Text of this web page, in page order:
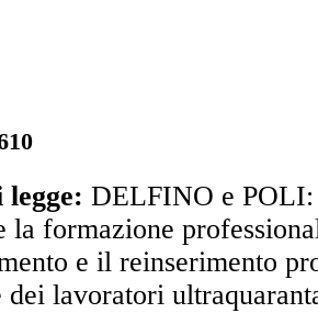
legge: DELFINO e
la formazione
e il reinserimento
dei lavoratori